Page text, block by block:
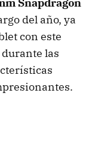
del año, ya
con este
las